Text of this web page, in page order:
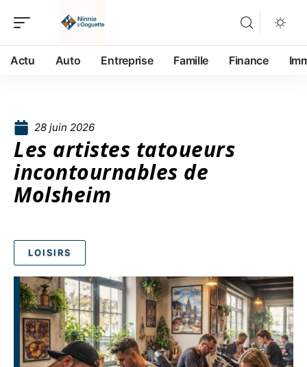
Actu Auto Entreprise Famille Finance
28 juin 2026
Les artistes tatoueurs
incontournables de
Molsheim
LOISIRS